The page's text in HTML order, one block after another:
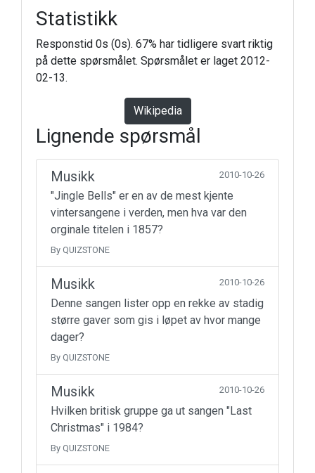
Statistikk
Responstid 0s (0s). 67% har tidligere svart riktig
på dette spørsmålet. Spørsmålet er laget 2012-
02-13.
Wikipedia
Lignende spørsmål
Musikk 2010-10-26
"Jingle Bells" er en av de mest kjente
vintersangene i verden, men hva var den
orginale titelen i 1857?
By QUIZSTONE
Musikk 2010-10-26
Denne sangen lister opp en rekke av stadig
større gaver som gis i løpet av hvor mange
dager?
By QUIZSTONE
Musikk 2010-10-26
Hvilken britisk gruppe ga ut sangen "Last
Christmas" i 1984?
By QUIZSTONE